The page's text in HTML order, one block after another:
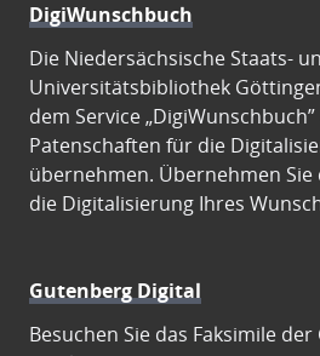
DigiWunschbuch
Die Niedersächsische Staats-
Universitätsbibliothek
dem Service
Patenschaften für die
übernehmen. Übernehmen
die Digitalisierung Ihres
Gutenberg Digital
Besuchen Sie das Faksimile